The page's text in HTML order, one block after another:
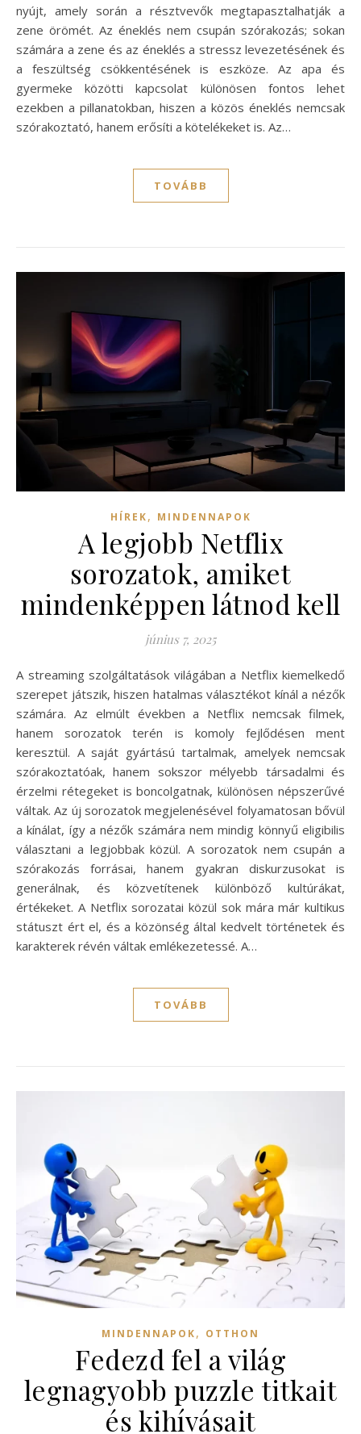
nyújt, amely során a résztvevők megtapasztalhatják a
zene örömét. Az éneklés nem csupán szórakozás; sokan
számára a zene és az éneklés a stressz levezetésének és
a feszültség csökkentésének is eszköze. Az apa és
gyermeke közötti kapcsolat különösen fontos lehet
ezekben a pillanatokban, hiszen a közös éneklés nemcsak
szórakoztató, hanem erősíti a kötelékeket is. Az…
TOVÁBB
HÍREK, MINDENNAPOK
A legjobb Netflix
sorozatok, amiket
mindenképpen látnod kell
június 7, 2025
A streaming szolgáltatások világában a Netflix kiemelkedő
szerepet játszik, hiszen hatalmas választékot kínál a nézők
számára. Az elmúlt években a Netflix nemcsak filmek,
hanem sorozatok terén is komoly fejlődésen ment
keresztül. A saját gyártású tartalmak, amelyek nemcsak
szórakoztatóak, hanem sokszor mélyebb társadalmi és
érzelmi rétegeket is boncolgatnak, különösen népszerűvé
váltak. Az új sorozatok megjelenésével folyamatosan bővül
a kínálat, így a nézők számára nem mindig könnyű eligibilis
választani a legjobbak közül. A sorozatok nem csupán a
szórakozás forrásai, hanem gyakran diskurzusokat is
generálnak, és közvetítenek különböző kultúrákat,
értékeket. A Netflix sorozatai közül sok mára már kultikus
státuszt ért el, és a közönség által kedvelt történetek és
karakterek révén váltak emlékezetessé. A…
TOVÁBB
MINDENNAPOK, OTTHON
Fedezd fel a világ
legnagyobb puzzle titkait
és kihívásait